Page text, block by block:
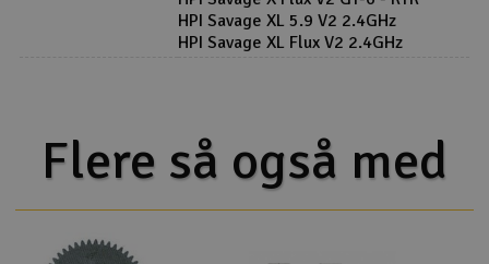
HPI Savage XL 5.9 V2 2.4GHz
HPI Savage XL Flux V2 2.4GHz
Flere så også med